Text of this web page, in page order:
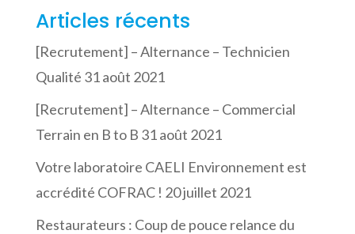
Articles récents
[Recrutement] – Alternance – Technicien
Qualité 31 août 2021
[Recrutement] – Alternance – Commercial
Terrain en B to B 31 août 2021
Votre laboratoire CAELI Environnement est
accrédité COFRAC ! 20 juillet 2021
Restaurateurs : Coup de pouce relance du